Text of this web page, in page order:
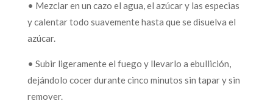
• Mezclar en un cazo el agua, el azúcar y las especias
y calentar todo suavemente hasta que se disuelva el
azúcar.
• Subir ligeramente el fuego y llevarlo a ebullición,
dejándolo cocer durante cinco minutos sin tapar y sin
remover.